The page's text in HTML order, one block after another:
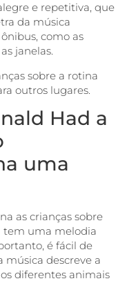
e repetitiva, que
da música
como as
janelas.
sobre a rotina
outros lugares.
Had a
uma
as crianças sobre
tem uma melodia
é fácil de
música descreve a
diferentes animais